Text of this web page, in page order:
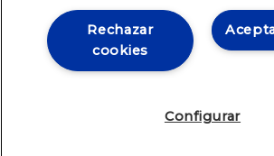
IE University 2026
Rechazar
cookies
Configurar